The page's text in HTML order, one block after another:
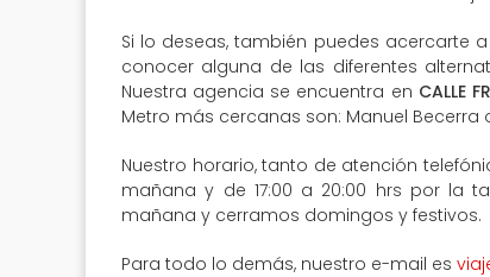
Si lo deseas, también puedes acercarte
conocer alguna de las diferentes
Nuestra agencia se encuentra en CALLE
Metro más cercanas son: Manuel Becerra
Nuestro horario, tanto de atención
mañana y de 17:00 a 20:00 hrs por la
mañana y cerramos domingos y festivos.
Para todo lo demás, nuestro e-mail es